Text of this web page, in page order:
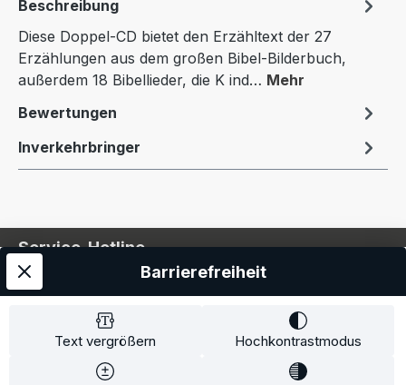
Beschreibung
Diese Doppel-CD bietet den Erzähltext der 27
Erzählungen aus dem großen Bibel-Bilderbuch,
außerdem 18 Bibellieder, die K ind… Mehr
Bewertungen
Inverkehrbringer
Service-Hotline
Service
Information
Text vergrößern Hochkontrastmodus
Barrierefreiheit